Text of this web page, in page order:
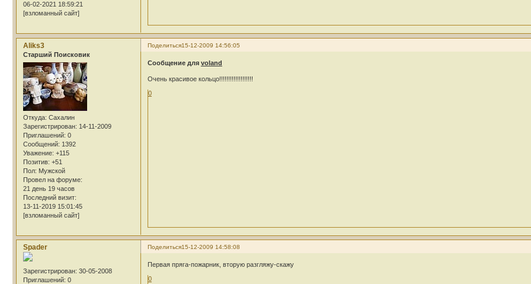
06-02-2021 18:59:21
[взломанный сайт]
Поделиться15-12-2009 14:56:05
Aliks3
Cтарший Поисковик
Откуда: Сахалин
Зарегистрирован: 14-11-2009
Приглашений: 0
Сообщений: 1392
Уважение: +115
Позитив: +51
Пол: Мужской
Провел на форуме:
21 день 19 часов
Последний визит:
13-11-2019 15:01:45
[взломанный сайт]
Сообщение для voland
Очень красивое кольцо!!!!!!!!!!!!!!!!!!!
0
Поделиться15-12-2009 14:58:08
Spader
Зарегистрирован: 30-05-2008
Приглашений: 0
Первая пряга-пожарник, вторую разгляжу-скажу
0